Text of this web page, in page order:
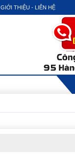
GIỚI THIỆU - LIÊN HỆ